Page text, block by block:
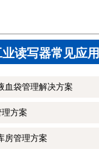
读写器常见应
血袋管理解决方案
方案
房管理方案